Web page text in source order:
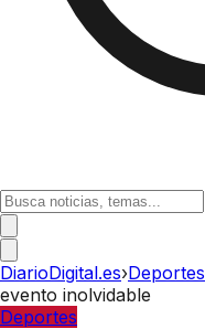
DiarioDigital.es›Deportes
evento inolvidable
Deportes